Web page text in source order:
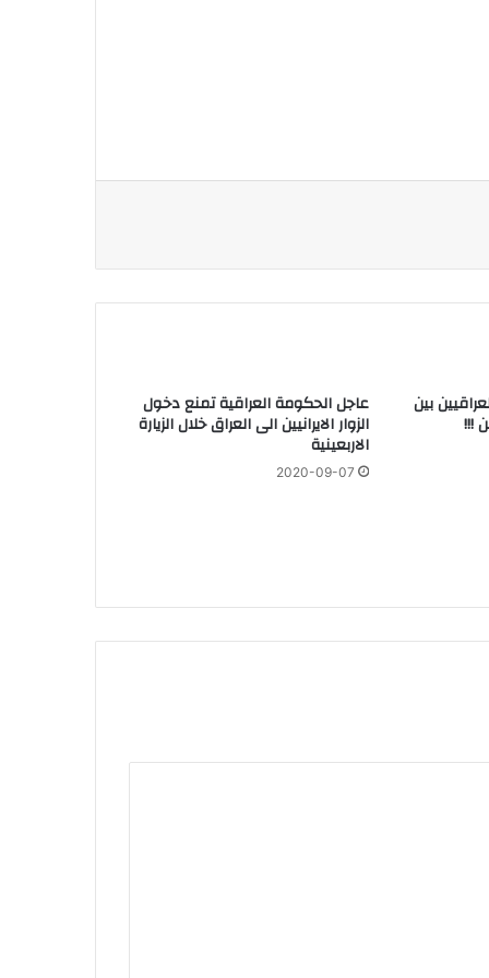
بين
!!!
عاجل الحكومة العراقية تمنع دخول
الزوار الايرانيين الى العراق خلال الزيارة
الاربعينية
2020-09-07